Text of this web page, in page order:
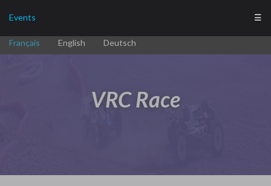
Français English Deutsch
Events ☰
VRC Race